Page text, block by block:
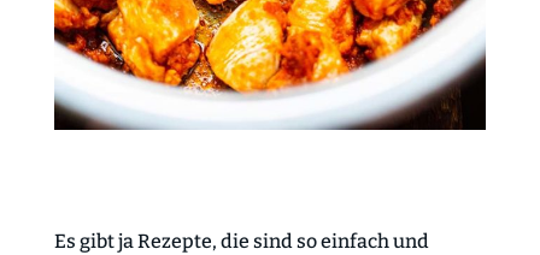
Es gibt ja Rezepte, die sind so einfach und